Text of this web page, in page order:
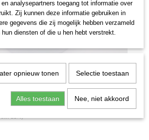
analysepartners toegang tot informatie over
Zij kunnen deze informatie gebruiken in
gegevens die zij mogelijk hebben verzameld
diensten of die u hen hebt verstrekt.
opnieuw tonen Selectie toestaan
Alles toestaan Nee, niet akkoord